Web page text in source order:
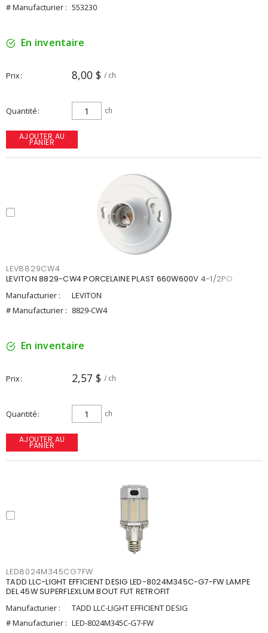
# Manufacturier : 553230
En inventaire
Prix 8,00 $ / ch
Quantité ch
AJOUTER AU
PANIER
LEV8829CW4
LEVITON 8829-CW4 PORCELAINE PLAST 660W600V 4-1/2PO
Manufacturier :
LEVITON
# Manufacturier : 8829-CW4
En inventaire
Prix 2,57 $ / ch
Quantité ch
AJOUTER AU
PANIER
LED8024M345CG7FW
TADD LLC-LIGHT EFFICIENT DESIG LED-8024M345C-G7-FW LAMPE
DEL 45W SUPERFLEXLUM BOUT FUT RETROFIT
Manufacturier :
TADD LLC-LIGHT EFFICIENT DESIG
# Manufacturier : LED-8024M345C-G7-FW